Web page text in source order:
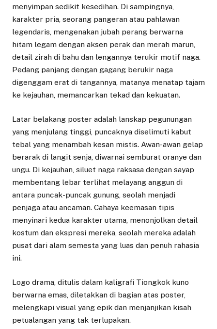
menyimpan sedikit kesedihan. Di sampingnya,
karakter pria, seorang pangeran atau pahlawan
legendaris, mengenakan jubah perang berwarna
hitam legam dengan aksen perak dan merah marun,
detail zirah di bahu dan lengannya terukir motif naga.
Pedang panjang dengan gagang berukir naga
digenggam erat di tangannya, matanya menatap tajam
ke kejauhan, memancarkan tekad dan kekuatan.
Latar belakang poster adalah lanskap pegunungan
yang menjulang tinggi, puncaknya diselimuti kabut
tebal yang menambah kesan mistis. Awan-awan gelap
berarak di langit senja, diwarnai semburat oranye dan
ungu. Di kejauhan, siluet naga raksasa dengan sayap
membentang lebar terlihat melayang anggun di
antara puncak-puncak gunung, seolah menjadi
penjaga atau ancaman. Cahaya keemasan tipis
menyinari kedua karakter utama, menonjolkan detail
kostum dan ekspresi mereka, seolah mereka adalah
pusat dari alam semesta yang luas dan penuh rahasia
ini.
Logo drama, ditulis dalam kaligrafi Tiongkok kuno
berwarna emas, diletakkan di bagian atas poster,
melengkapi visual yang epik dan menjanjikan kisah
petualangan yang tak terlupakan.